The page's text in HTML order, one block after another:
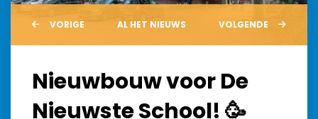
VORIGE AL HET NIEUWS VOLGENDE
Nieuwbouw voor De
Nieuwste School! 🥳